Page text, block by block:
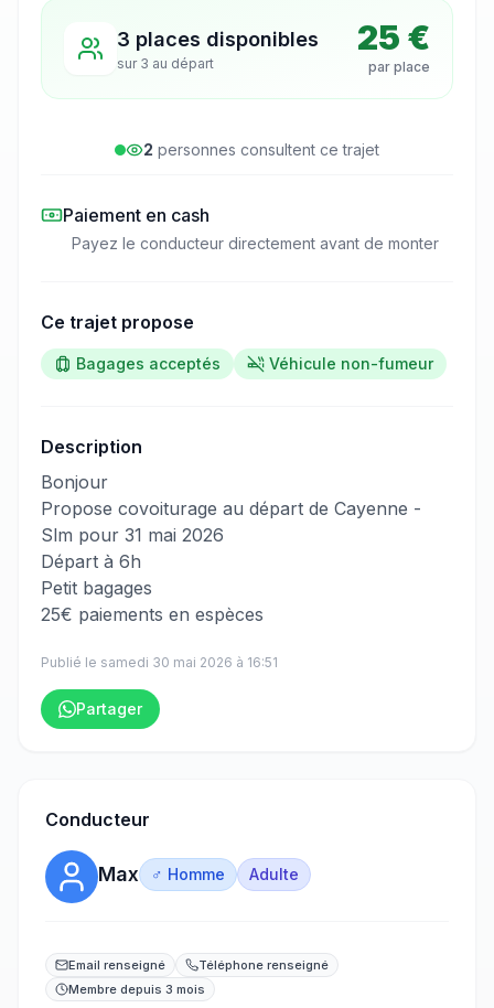
3 places disponibles
sur 3 au départ
25 €
par place
2 personnes consultent ce trajet
Paiement en cash
Payez le conducteur directement avant de monter
Ce trajet propose
Bagages acceptés Véhicule non-fumeur
Description
​‌​‍​‌‌​​​‌‌​‌‌​‌‌​‌​‌‌‌​​​​​‌‌‌​​‌‌​‌‌‌​​‌​​‌‌​‌‌‌‌​‌‌​​​​‌​‌‌​​‌‌‌​‌‌​​​‌‌​​‌‌​​​​​​‌‌​​​​​​‌‌​​‌​​​‌‌​​​​​‌‌​‌​‌​​‌‌​‌‌‌‌​​‌‌​​​​​​‌‌​‌​​​​‌‌​​‌‌​‌‌‌​​​​​​‌‌​​‌‌​‌‌​​‌​‌​‌‌​​​‌‌​​‌‌​‌​​​‌‌​‌​‌​​​‌‌​‌​​‍Bonjour
Propose covoiturage au départ de Cayenne -
Slm pour 31 mai 2026
Départ à 6h
Petit bagages
25€ paiements en espèces
Publié le samedi 30 mai 2026 à 16:51
Partager
Conducteur
Max ♂ Homme Adulte
Email renseigné
Téléphone renseigné
Membre depuis 3 mois